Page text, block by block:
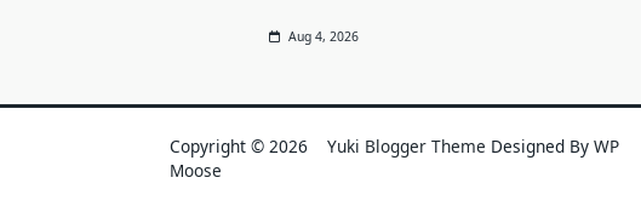
Aug 4, 2026
Copyright © 2026 Yuki Blogger Theme Designed By WP
Moose